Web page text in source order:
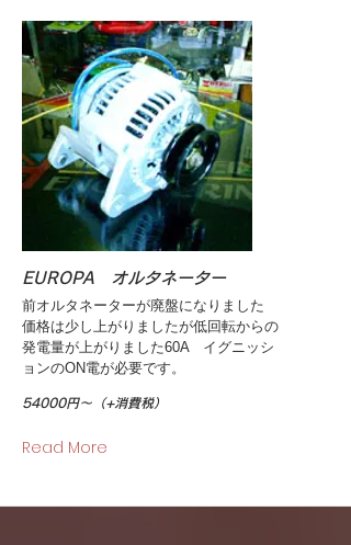
EUROPA オルタネーター
前オルタネーターが廃盤になりました
価格は少し上がりましたが低回転からの
発電量が上がりました60A イグニッシ
ョンのON電が必要です。
54000円～（+消費税）
Read More